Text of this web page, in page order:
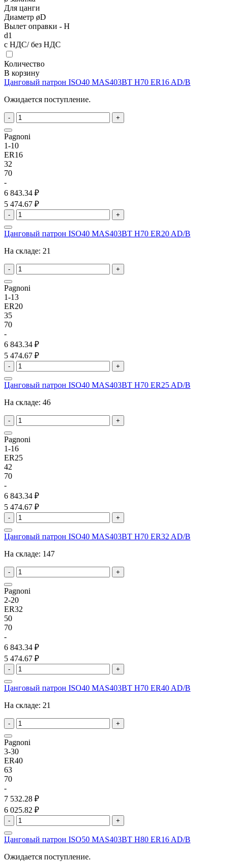
Для цанги
Диаметр øD
Вылет оправки - H
d1
с НДС/ без НДС
Количество
В корзину
Цанговый патрон ISO40 MAS403BT H70 ER16 AD/B
Ожидается поступление.
- +
Pagnoni
1-10
ER16
32
70
-
6 843.34 ₽
5 474.67 ₽
- +
Цанговый патрон ISO40 MAS403BT H70 ER20 AD/B
На складе: 21
- +
Pagnoni
1-13
ER20
35
70
-
6 843.34 ₽
5 474.67 ₽
- +
Цанговый патрон ISO40 MAS403BT H70 ER25 AD/B
На складе: 46
- +
Pagnoni
1-16
ER25
42
70
-
6 843.34 ₽
5 474.67 ₽
- +
Цанговый патрон ISO40 MAS403BT H70 ER32 AD/B
На складе: 147
- +
Pagnoni
2-20
ER32
50
70
-
6 843.34 ₽
5 474.67 ₽
- +
Цанговый патрон ISO40 MAS403BT H70 ER40 AD/B
На складе: 21
- +
Pagnoni
3-30
ER40
63
70
-
7 532.28 ₽
6 025.82 ₽
- +
Цанговый патрон ISO50 MAS403BT H80 ER16 AD/B
Ожидается поступление.